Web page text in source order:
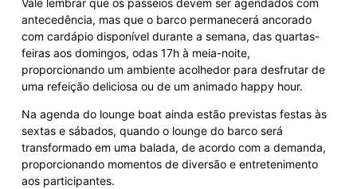
antecedência, mas que o barco permanecerá ancorado
com cardápio disponível durante a semana, das quartas-
feiras aos domingos, odas 17h à meia-noite,
proporcionando um ambiente acolhedor para desfrutar de
uma refeição deliciosa ou de um animado happy hour.
Na agenda do lounge boat ainda estão previstas festas às
sextas e sábados, quando o lounge do barco será
transformado em uma balada, de acordo com a demanda,
proporcionando momentos de diversão e entretenimento
aos participantes.